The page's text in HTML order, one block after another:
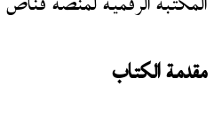
مقدمة الكتاب